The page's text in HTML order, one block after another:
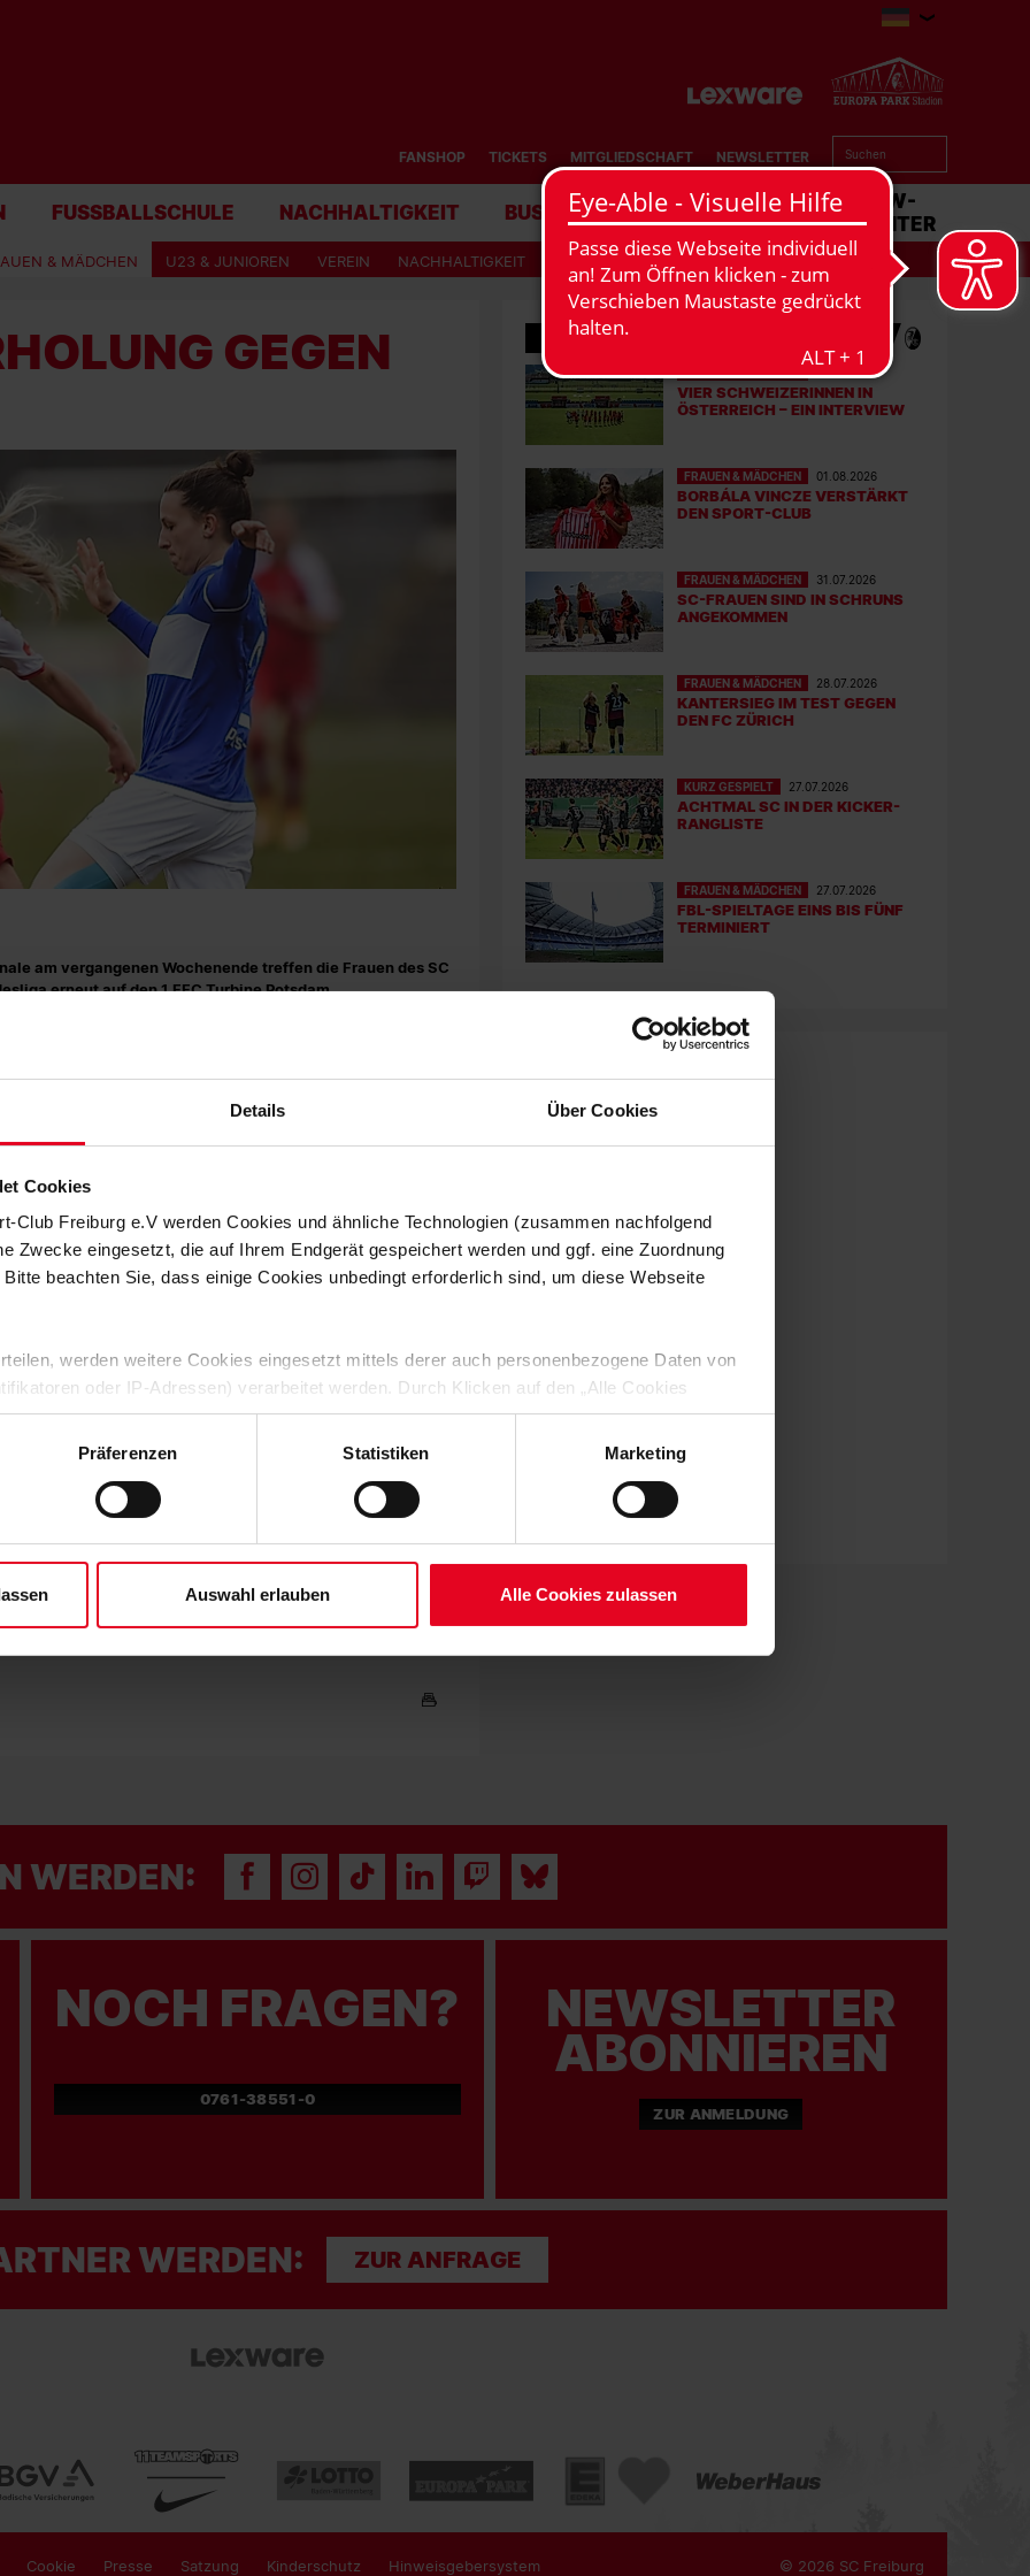
Details Über Cookies
Cookies
Club Freiburg e.V werden Cookies und ähnliche Technologien (zusammen nachfolgend
Zwecke eingesetzt, die auf Ihrem Endgerät gespeichert werden und ggf. eine Zuordnung
beachten Sie, dass einige Cookies unbedingt erforderlich sind, um diese Webseite
werden weitere Cookies eingesetzt mittels derer auch personenbezogene Daten von
oder IP-Adressen) verarbeitet werden. Durch Klicken auf den „Alle Cookies
der Speicherung aller aufgeführten Cookies und der entsprechenden Verarbeitung Ihrer
die unten jeweils angegebene Zwecke gem. § 25 Abs. 1 TDDDG, Art. 6 Abs. 1 lit. a DSGVO
auswählen, werden nur unbedingt erforderliche Cookies eingesetzt. Ihre etwaig erteilten
Präferenzen Statistiken Marketing
Auswahl erlauben Alle Cookies zulassen
FANSHOP TICKETS MITGLIEDSCHAFT NEWSLETTER
FUSSBALLSCHULE NACHHALTIGKEIT BUSINESS STADION MATCHCENTER
& MÄDCHEN U23 & JUNIOREN VEREIN NACHHALTIGKEIT
GEGEN
am vergangenen Wochenende treffen die Frauen des SC
erneut auf den 1.FFC Turbine Potsdam.
ist um 14 Uhr. Aufgrund der aktuellen Situation im
Begegnung unter Ausschluss von Zuschauern stattfinden.
des SC Freiburggestreamt werden.
dem vierten Tabellenplatz und somit zwei Plätze vor dem
In der Hinrunde setzte sich das Team von Potsdams
trat die lange Heimreise nach Freiburg ohne etwas Zählbares
Club allerdings jüngst mit dem spektakulären Einzug in das
Aufeinandertreffen beider Mannschaften wird
zu gehen und über Ballbesitz und gutes
und Tore en masse. Stellt sich die Frage, ob beide
nochmals die gezeigte Effizienz an den Tag legen
binnen einer Woche sicherlich alles in die Waagschale
Schlappe zu revanchieren.
noch intensiveres Spiel. Potsdam wird mit viel Wut im Bauch
Wir werden uns erneut auf unsere Stärken
abzurufen, um am kommenden Sonntag die Punkte
Lahr, Victoria Ezebinyuo, Giovanna Hoffmann und Lina
FRAUEN & MÄDCHEN 05.08.2026
VIER SCHWEIZERINNEN IN
ÖSTERREICH – EIN INTERVIEW
FRAUEN & MÄDCHEN 01.08.2026
BORBÁLA VINCZE VERSTÄRKT
DEN SPORT-CLUB
FRAUEN & MÄDCHEN 31.07.2026
SC-FRAUEN SIND IN SCHRUNS
ANGEKOMMEN
FRAUEN & MÄDCHEN 28.07.2026
KANTERSIEG IM TEST GEGEN
DEN FC ZÜRICH
KURZ GESPIELT 27.07.2026
ACHTMAL SC IN DER KICKER-
RANGLISTE
FRAUEN & MÄDCHEN 27.07.2026
FBL-SPIELTAGE EINS BIS FÜNF
TERMINIERT
WERDEN:
NOCH FRAGEN?
0761-38551-0
NEWSLETTER
ABONNIEREN
ZUR ANMELDUNG
WERDEN: ZUR ANFRAGE
Cookie Presse Satzung Kinderschutz Hinweisgebersystem © 2026 SC Freiburg